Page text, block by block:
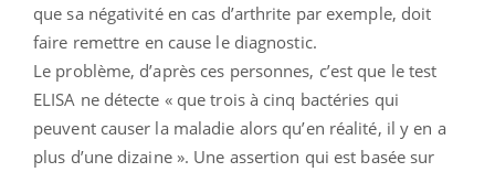
que sa négativité en cas d’arthrite par exemple, doit
faire remettre en cause le diagnostic.
Le problème, d’après ces personnes, c’est que le test
ELISA ne détecte « que trois à cinq bactéries qui
peuvent causer la maladie alors qu’en réalité, il y en a
plus d’une dizaine ». Une assertion qui est basée sur